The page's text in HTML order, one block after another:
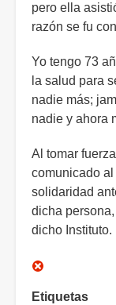
pero ella
razón se fu
Yo tengo 73
la salud para
nadie más;
nadie y ahora
Al tomar
comunicado
solidaridad
dicha
dicho Instituto.
Etiquetas